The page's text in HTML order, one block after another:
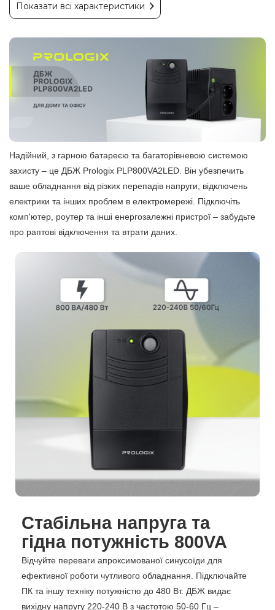
Показати всі характеристики
Надійний, з гарною батареєю та багаторівневою системою
захисту – це ДБЖ Prologix PLP800VA2LED. Він убезпечить
ваше обладнання від різких перепадів напруги, відключень
електрики та інших проблем в електромережі. Підключіть
комп'ютер, роутер та інші енергозалежні пристрої – забудьте
про раптові відключення та втрати даних.
Стабільна напруга та
гідна потужність 800VA
Відчуйте переваги апроксимованої синусоїди для
ефективної роботи чутливого обладнання. Підключайте
ПК та іншу техніку потужністю до 480 Вт. ДБЖ видає
вихідну напругу 220-240 В з частотою 50-60 Гц –